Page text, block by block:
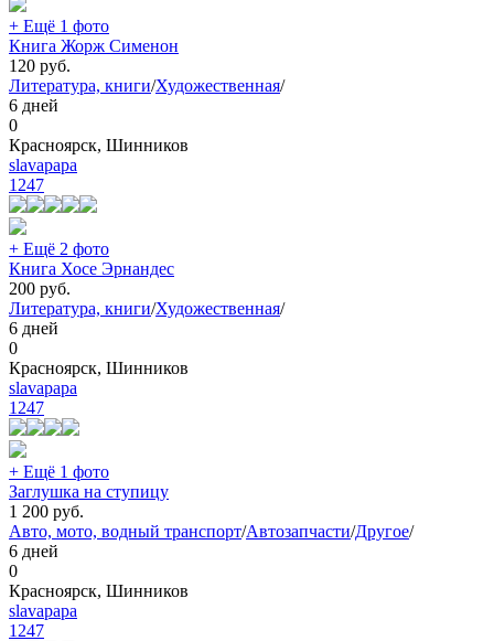
+ Ещё 1 фото
Книга Жорж Сименон
120 руб.
Литература, книги/Художественная/
6 дней
0
Красноярск, Шинников
slavapapa
1247
+ Ещё 2 фото
Книга Хосе Эрнандес
200 руб.
Литература, книги/Художественная/
6 дней
0
Красноярск, Шинников
slavapapa
1247
+ Ещё 1 фото
Заглушка на ступицу
1 200 руб.
Авто, мото, водный транспорт/Автозапчасти/Другое/
6 дней
0
Красноярск, Шинников
slavapapa
1247